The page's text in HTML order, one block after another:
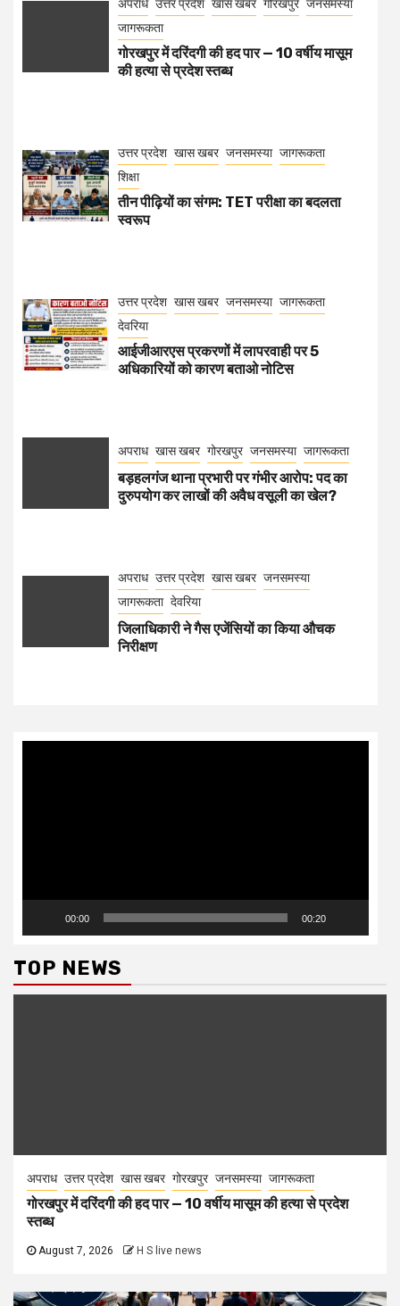
अपराध उत्तर प्रदेश खास खबर गोरखपुर जनसमस्या
जागरूकता
गोरखपुर में दरिंदगी की हद पार — 10 वर्षीय मासूम
की हत्या से प्रदेश स्तब्ध
उत्तर प्रदेश खास खबर जनसमस्या जागरूकता
शिक्षा
तीन पीढ़ियों का संगम: TET परीक्षा का बदलता
स्वरूप
उत्तर प्रदेश खास खबर जनसमस्या जागरूकता
देवरिया
आईजीआरएस प्रकरणों में लापरवाही पर 5
अधिकारियों को कारण बताओ नोटिस
अपराध खास खबर गोरखपुर जनसमस्या जागरूकता
बड़हलगंज थाना प्रभारी पर गंभीर आरोप: पद का
दुरुपयोग कर लाखों की अवैध वसूली का खेल?
अपराध उत्तर प्रदेश खास खबर जनसमस्या
जागरूकता देवरिया
जिलाधिकारी ने गैस एजेंसियों का किया औचक
निरीक्षण
00:00 00:20
TOP NEWS
अपराध उत्तर प्रदेश खास खबर गोरखपुर जनसमस्या जागरूकता
गोरखपुर में दरिंदगी की हद पार — 10 वर्षीय मासूम की हत्या से प्रदेश
स्तब्ध
August 7, 2026 H S live news